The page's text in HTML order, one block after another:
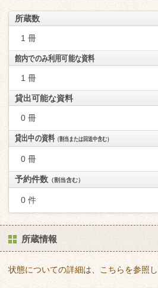
所蔵数
1 冊
館内でのみ利用可能な資料
1 冊
貸出可能な資料
0 冊
貸出中の資料（割当または回送中含む）
0 冊
予約件数 （割当含む）
0 件
所蔵情報
状態についての詳細は、こちらを参照し